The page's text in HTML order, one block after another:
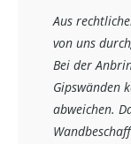
Aus
von uns
Bei der
Gipswänden
abweichen.